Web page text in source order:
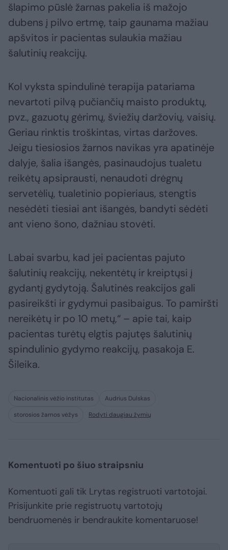
šlapimo pūslė žarnas pakelia iš mažojo
dubens į pilvo ertmę, taip gaunama mažiau
apšvitos ir pacientas sulaukia mažiau
šalutinių reakcijų.
Kol vyksta spindulinė terapija patariama
nevartoti pilvą pučiančių maisto produktų,
pvz., gazuotų gėrimų, šviežių daržovių, vaisių.
Geriau rinktis troškintas, virtas daržoves.
Jeigu tiesiosios žarnos navikas yra apatinėje
dalyje, šalia išangės, pasinaudojus tualetu
reikėtų apsiprausti, nenaudoti drėgnų
servetėlių, tualetinio popieriaus, stengtis
nesėdėti tiesiai ant išangės, bandyti sėdėti
ant vieno šono, dažniau stovėti.
Labai svarbu, kad jei pacientas pajuto
šalutinių reakcijų, nekentėtų ir kreiptųsi į
gydantį gydytoją. Šalutinės reakcijos gali
pasireikšti ir gydymui pasibaigus. To pamiršti
nereikėtų ir po 10 metų,“ – apie tai, kaip
pacientas turėtų elgtis pajutęs šalutinių
spindulinio gydymo reakcijų, pasakoja E.
Šileika.
Nacionalinis vėžio institutas
Audrius Dulskas
storosios žarnos vėžys
Rodyti daugiau žymių
Komentuoti po šiuo straipsniu
Komentuoti gali tik Lrytas registruoti vartotojai.
Prisijunkite prie registruotų vartotojų
bendruomenės ir bendraukite komentaruose!